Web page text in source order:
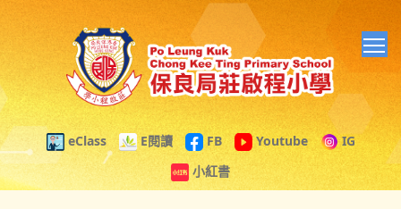
eClass E閱讀 FB Youtube
IG
小紅書